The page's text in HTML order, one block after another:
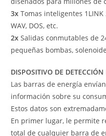
3x Tomas inteligentes
WAV, DOS, etc.
2x Salidas conmutables de
pequeñas bombas,
DISPOSITIVO DE DETECCIÓN
Las barras de energía
información sobre su
Estos datos son
En primer lugar, le permite
total de cualquier barra de